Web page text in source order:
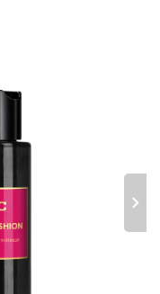
›